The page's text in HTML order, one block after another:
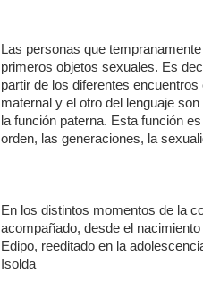
Las personas que
primeros objetos sexuales. Es
partir de los diferentes
maternal y el otro del lenguaje
la función paterna. Esta función
orden, las generaciones, la
En los distintos momentos de la
acompañado, desde el
Edipo, reeditado en la
Isolda